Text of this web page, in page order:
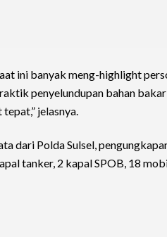
ini banyak meng-highlight
penyelundupan bahan
jelasnya.
dari Polda Sulsel,
tanker, 2 kapal SPOB, 18